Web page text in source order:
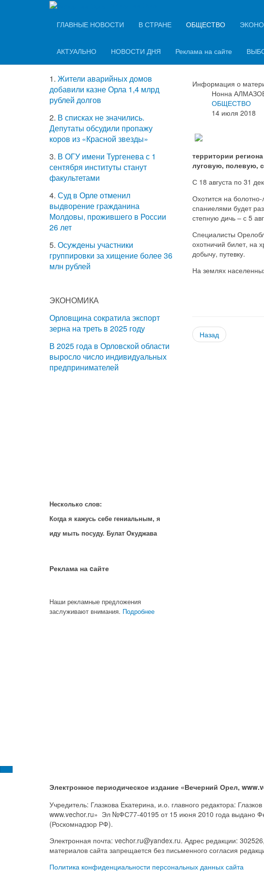
ГЛАВНЫЕ НОВОСТИ
В СТРАНЕ ОБЩЕСТВО
АКТУАЛЬНО НОВОСТИ ДНЯ Реклама на сайте
В
сезон
Информация о
Нонна
ОБЩЕСТВО
14 июля 2018
территории
луговую, полевую,
С 18 августа по 31
Охотится на
спаниелями будет
степную дичь – с 5
Специалисты
охотничий билет, на
добычу, путевку.
На землях
Назад
1. Жители аварийных домов
добавили казне Орла 1,4 млрд
рублей долгов
2. В списках не значились.
Депутаты обсудили пропажу
коров из «Красной звезды»
3. В ОГУ имени Тургенева с 1
сентября институты станут
факультетами
4. Суд в Орле отменил
выдворение гражданина
Молдовы, прожившего в России
26 лет
5. Осуждены участники
группировки за хищение более 36
млн рублей
ЭКОНОМИКА
Орловщина сократила экспорт
зерна на треть в 2025 году
В 2025 года в Орловской области
выросло число индивидуальных
предпринимателей
Несколько слов:
Когда я кажусь себе гениальным, я
иду мыть посуду. Булат Окуджава
Реклама на cайте
Наши рекламные предложения
заслуживают внимания. Подробнее
Электронное периодическое издание «Вечерний Орел,
Учредитель: Глазкова Екатерина, и.о. главного редактора:
www.vechor.ru» Эл №ФС77-40195 от 15 июня 2010 года выдано
(Роскомнадзор РФ).
Электронная почта: vechor.ru@yandex.ru. Адрес редакции:
материалов сайта запрещается без письменного согласия
Политика конфиденциальности персональных данных сайта